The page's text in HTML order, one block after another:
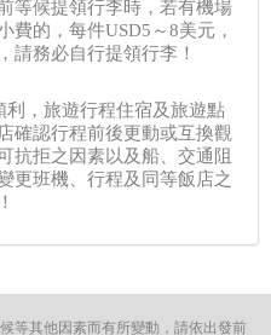
等候提領行李時，若有機場
費的，每件USD5～8美元，
請務必自行提領行李！
，旅遊行程住宿及旅遊點
確認行程前後更動或互換觀
抗拒之因素以及船、交通阻
更班機、行程及同等飯店之
等其他因素而有所變動，請依出發前